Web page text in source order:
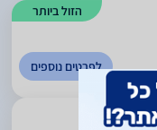
הזול ביותר
לפרטים נוספים